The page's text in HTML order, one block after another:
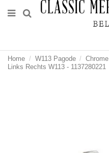
Home W113 Pagode Chrome
Links Rechts W113 - 1137280221